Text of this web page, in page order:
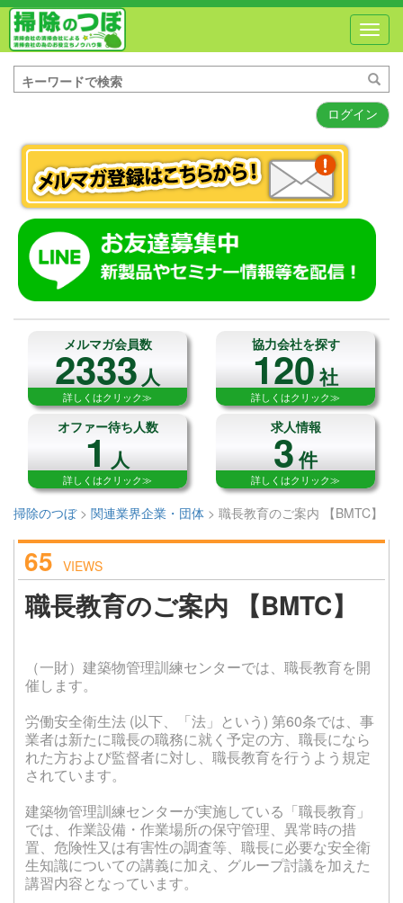
ログイン
メルマガ会員数
2333人
詳しくはクリック≫
協力会社を探す
120社
詳しくはクリック≫
オファー待ち人数
1人
詳しくはクリック≫
求人情報
3件
詳しくはクリック≫
掃除のつぼ> 関連業界企業・団体 > 職長教育のご案内 【BMTC】
65 VIEWS
職長教育のご案内 【BMTC】
（一財）建築物管理訓練センターでは、職長教育を開
催します。
労働安全衛生法 (以下、「法」という) 第60条では、事
業者は新たに職長の職務に就く予定の方、職長になら
れた方および監督者に対し、職長教育を行うよう規定
されています。
建築物管理訓練センターが実施している「職長教育」
では、作業設備・作業場所の保守管理、異常時の措
置、危険性又は有害性の調査等、職長に必要な安全衛
生知識についての講義に加え、グループ討議を加えた
講習内容となっています。